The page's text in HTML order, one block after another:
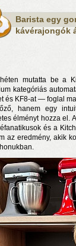
nyár még tart!
irodalom
Barista egy
kávérajongók
mutatta be a
kategóriás
és KF8-at — foglal
hanem egy
élményt hozza el.
és a
az eredmény, akik